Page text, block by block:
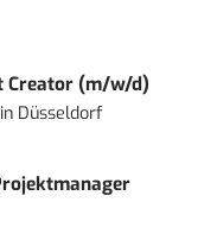
Creator (m/w/d)
in Düsseldorf